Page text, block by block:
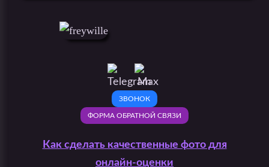
ЗВОНОК
ФОРМА ОБРАТНОЙ СВЯЗИ
Как сделать качественные фото для
онлайн-оценки